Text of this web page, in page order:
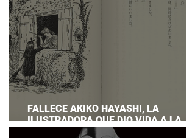
FALLECE AKIKO HAYASHI, LA
ILUSTRADORA QUE DIO VIDA A LA
NOVELA ORIGINAL DE KIKI'S DELIVERY